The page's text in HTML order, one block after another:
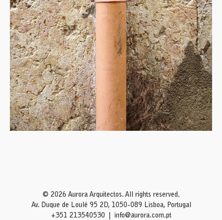
© 2026 Aurora Arquitectos. All rights reserved.
Av. Duque de Loulé 95 2D, 1050-089 Lisboa, Portugal
+351 213540530
info@aurora.com.pt